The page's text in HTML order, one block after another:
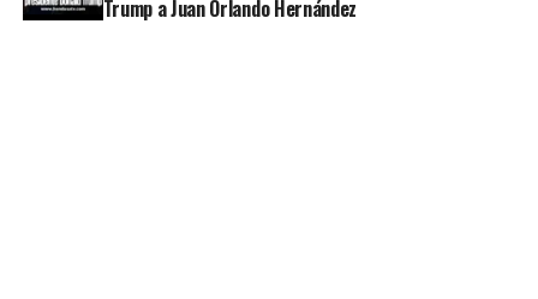
Trump a Juan Orlando Hernández